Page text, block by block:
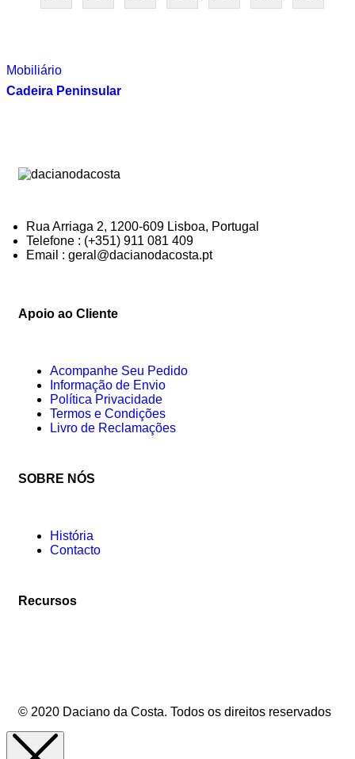
Mobiliário
Cadeira Peninsular
Rua Arriaga 2, 1200-609 Lisboa, Portugal
Telefone : (+351) 911 081 409
Email : geral@dacianodacosta.pt
Apoio ao Cliente
Acompanhe Seu Pedido
Informação de Envio
Política Privacidade
Termos e Condições
Livro de Reclamações
SOBRE NÓS
História
Contacto
Recursos
© 2020 Daciano da Costa. Todos os direitos reservados